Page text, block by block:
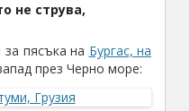
не струва,
пясъка на Бургас, на
през Черно море: